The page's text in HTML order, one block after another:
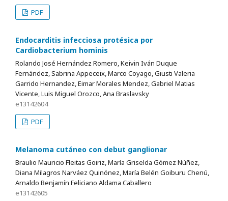
PDF
Endocarditis infecciosa protésica por
Cardiobacterium hominis
Rolando José Hernández Romero, Keivin Iván Duque
Fernández, Sabrina Appeceix, Marco Coyago, Giusti Valeria
Garrido Hernandez, Eimar Morales Mendez, Gabriel Matias
Vicente, Luis Miguel Orozco, Ana Braslavsky
e13142604
PDF
Melanoma cutáneo con debut ganglionar
Braulio Mauricio Fleitas Goiriz, María Griselda Gómez Núñez,
Diana Milagros Narváez Quinónez, María Belén Goiburu Chenú,
Arnaldo Benjamín Feliciano Aldama Caballero
e13142605